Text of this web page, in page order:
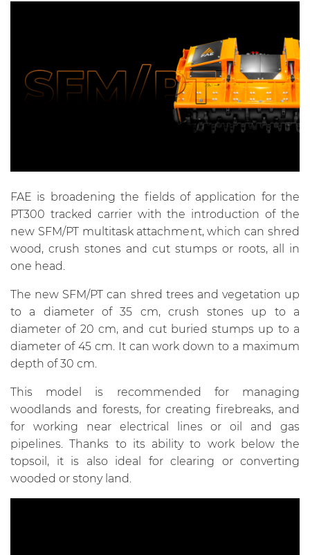
FAE is broadening the fields of application for the
PT300 tracked carrier with the introduction of the
new SFM/PT multitask attachment, which can shred
wood, crush stones and cut stumps or roots, all in
one head.
The new SFM/PT can shred trees and vegetation up
to a diameter of 35 cm, crush stones up to a
diameter of 20 cm, and cut buried stumps up to a
diameter of 45 cm. It can work down to a maximum
depth of 30 cm.
This model is recommended for managing
woodlands and forests, for creating firebreaks, and
for working near electrical lines or oil and gas
pipelines. Thanks to its ability to work below the
topsoil, it is also ideal for clearing or converting
wooded or stony land.